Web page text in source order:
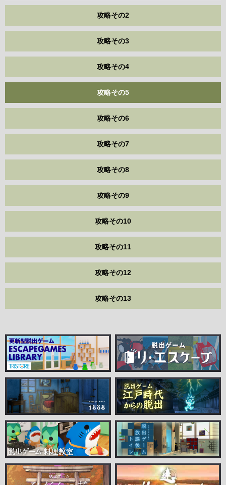
攻略その2
攻略その3
攻略その4
攻略その5
攻略その6
攻略その7
攻略その8
攻略その9
攻略その10
攻略その11
攻略その12
攻略その13